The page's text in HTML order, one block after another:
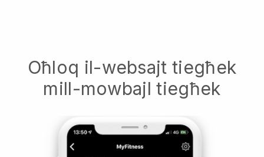
Oħloq il-websajt tiegħek
mill-mowbajl tiegħek